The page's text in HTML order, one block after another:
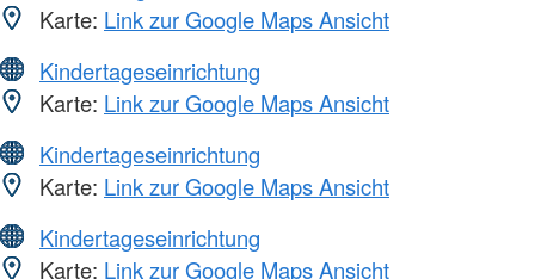
Karte: Link zur Google Maps Ansicht
Kindertageseinrichtung
Karte: Link zur Google Maps Ansicht
Kindertageseinrichtung
Karte: Link zur Google Maps Ansicht
Kindertageseinrichtung
Karte: Link zur Google Maps Ansicht